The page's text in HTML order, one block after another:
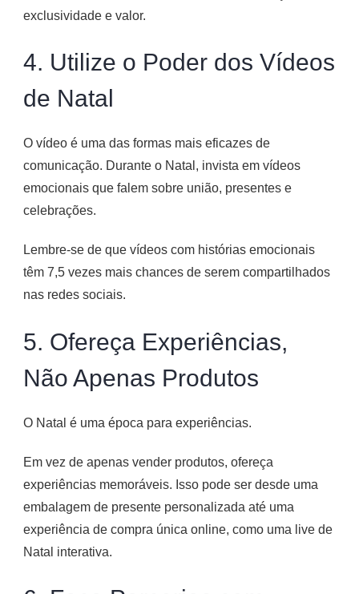
exclusividade e valor.
4. Utilize o Poder dos Vídeos
de Natal
O vídeo é uma das formas mais eficazes de
comunicação. Durante o Natal, invista em vídeos
emocionais que falem sobre união, presentes e
celebrações.
Lembre-se de que vídeos com histórias emocionais
têm 7,5 vezes mais chances de serem compartilhados
nas redes sociais.
5. Ofereça Experiências,
Não Apenas Produtos
O Natal é uma época para experiências.
Em vez de apenas vender produtos, ofereça
experiências memoráveis. Isso pode ser desde uma
embalagem de presente personalizada até uma
experiência de compra única online, como uma live de
Natal interativa.